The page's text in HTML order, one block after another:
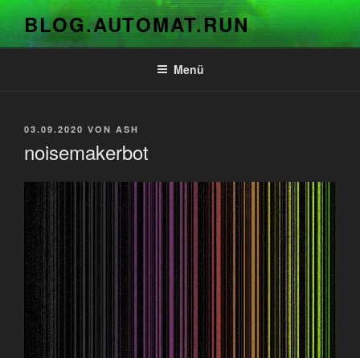
Zum
Inhalt
springen
BLOG.AUTOMAT.RUN
Menü
VERÖFFENTLICHT
03.09.2020 VON ASH
noisemakerbot